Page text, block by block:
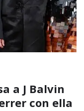
a J Balvin
con ella